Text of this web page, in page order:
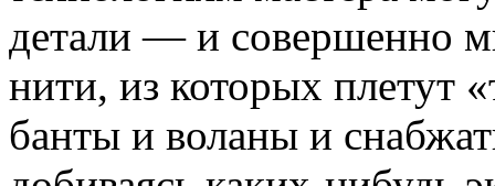
детали — и совершенно
нити, из которых плетут
банты и воланы и